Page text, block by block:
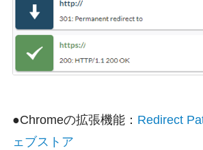
●Chromeの拡張機能： Redirect
ェブストア